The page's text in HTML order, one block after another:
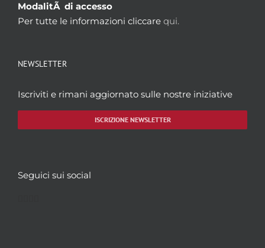
ModalitÃ di accesso
Per tutte le informazioni cliccare qui.
NEWSLETTER
Iscriviti e rimani aggiornato sulle nostre iniziative
ISCRIZIONE NEWSLETTER
Seguici sui social